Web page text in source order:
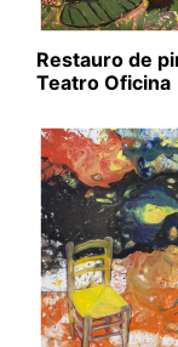
Restauro de
Teatro Oficina